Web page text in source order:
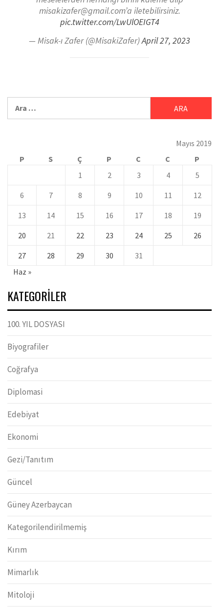
misakizafer@gmail.com’a iletebilirsiniz.
pic.twitter.com/LwUlOEIGT4
— Misak-ı Zafer (@MisakiZafer)April 27, 2023
Mayıs 2019
P
S Ç P C C
P
1
2 3 4 5
6 7 8 9 10 11 12
13 14 15 16 17 18 19
20 21 22 23 24 25 26
27 28 29 30
31
Haz »
KATEGORILER
100. YIL DOSYASI
Biyografiler
Coğrafya
Diplomasi
Edebiyat
Ekonomi
Gezi/Tanıtım
Güncel
Güney Azerbaycan
Kategorilendirilmemiş
Kırım
Mimarlık
Mitoloji